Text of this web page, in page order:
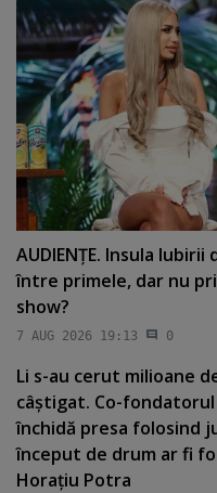
AUDIENŢE. Insula
între primele, dar nu
show?
7 AUG 2026 19:13 0
Li s-au cerut milioane
câştigat. Co-
închidă presa folosind
început de drum ar fi
Horaţiu Potra